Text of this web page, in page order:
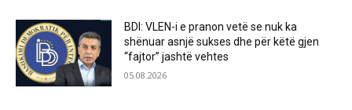
BDI: VLEN-i e pranon vetë se nuk ka
shënuar asnjë sukses dhe për këtë gjen
“fajtor” jashtë vehtes
05.08.2026